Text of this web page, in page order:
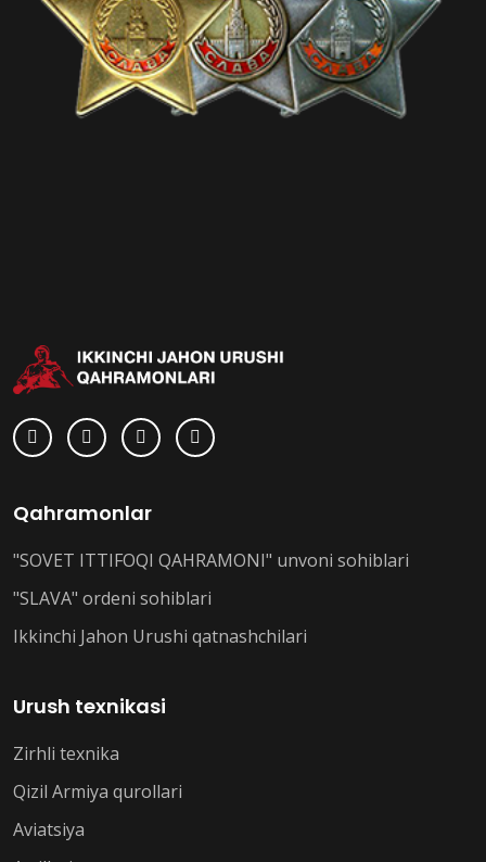
Qahramonlar
"SOVET ITTIFOQI QAHRAMONI" unvoni sohiblari
"SLAVA" ordeni sohiblari
Ikkinchi Jahon Urushi qatnashchilari
Urush texnikasi
Zirhli texnika
Qizil Armiya qurollari
Aviatsiya